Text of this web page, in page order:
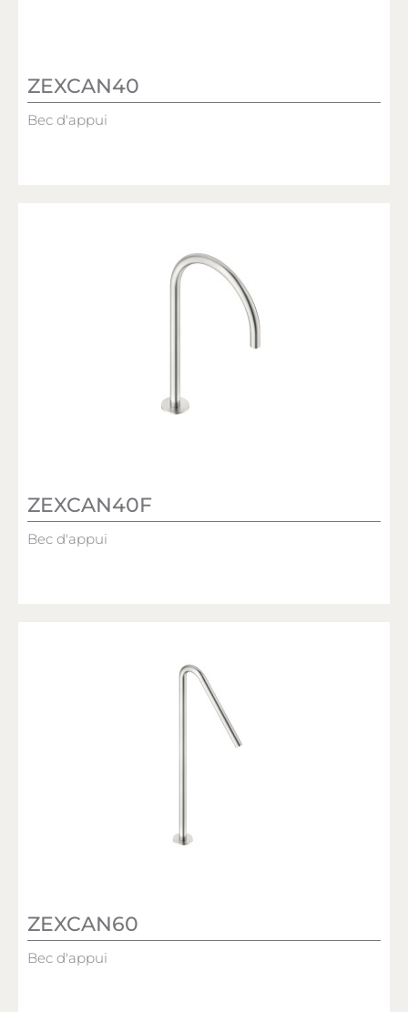
ZEXCAN40
Bec d'appui
ZEXCAN40F
Bec d'appui
ZEXCAN60
Bec d'appui